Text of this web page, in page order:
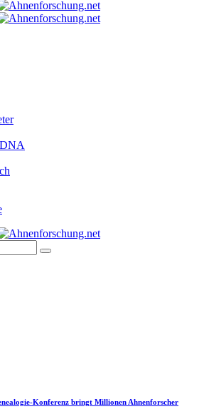
Konferenz bringt Millionen Ahnenforscher